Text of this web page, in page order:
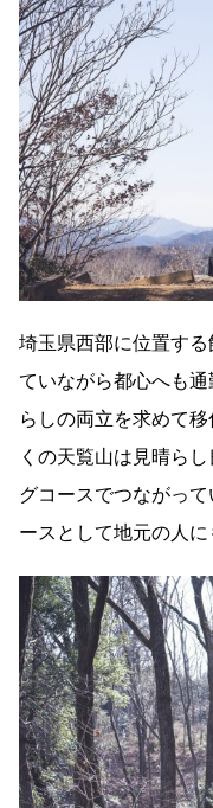
埼玉県西部に位置す
ていながら都心へも
らしの両立を求めて
くの天覧山は見晴ら
グコースでつながっ
ースとして地元の人に